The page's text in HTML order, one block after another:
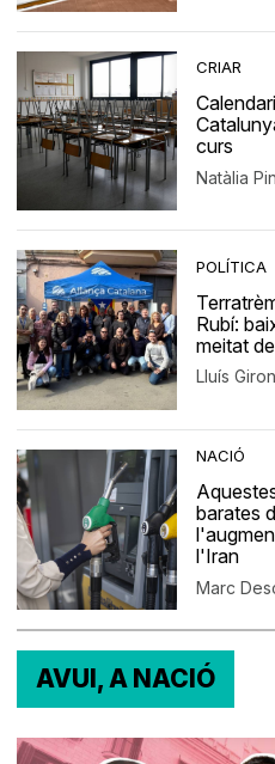
CRIAR
curs
Natàlia
POLÍTICA
Rubí:
meitat
Lluís
NACIÓ
barates
l'Iran
Marc
AVUI, A NACIÓ